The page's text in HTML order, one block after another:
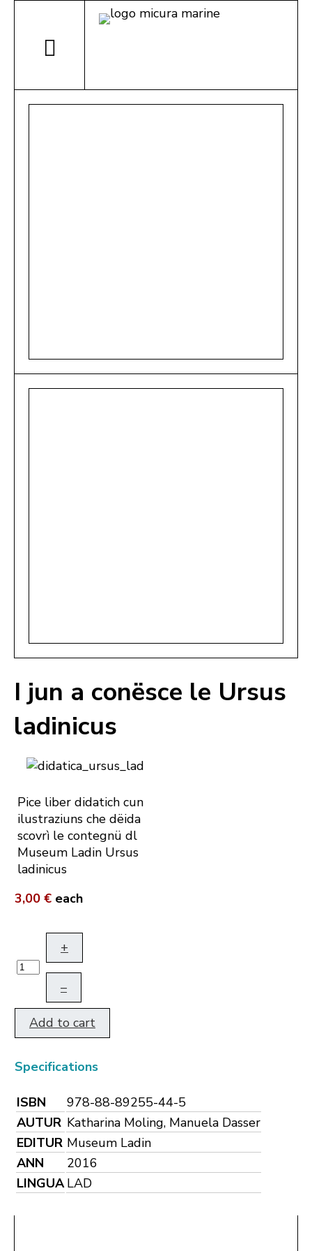
I jun a conësce le Ursus
ladinicus
Pice liber didatich cun
ilustraziuns che dëida
scovrì le contegnü dl
Museum Ladin Ursus
ladinicus
3,00 € each
+
–
Add to cart
Specifications
ISBN
978-88-89255-44-5
AUTUR Katharina Moling, Manuela Dasser
EDITUR Museum Ladin
ANN
2016
LINGUA LAD